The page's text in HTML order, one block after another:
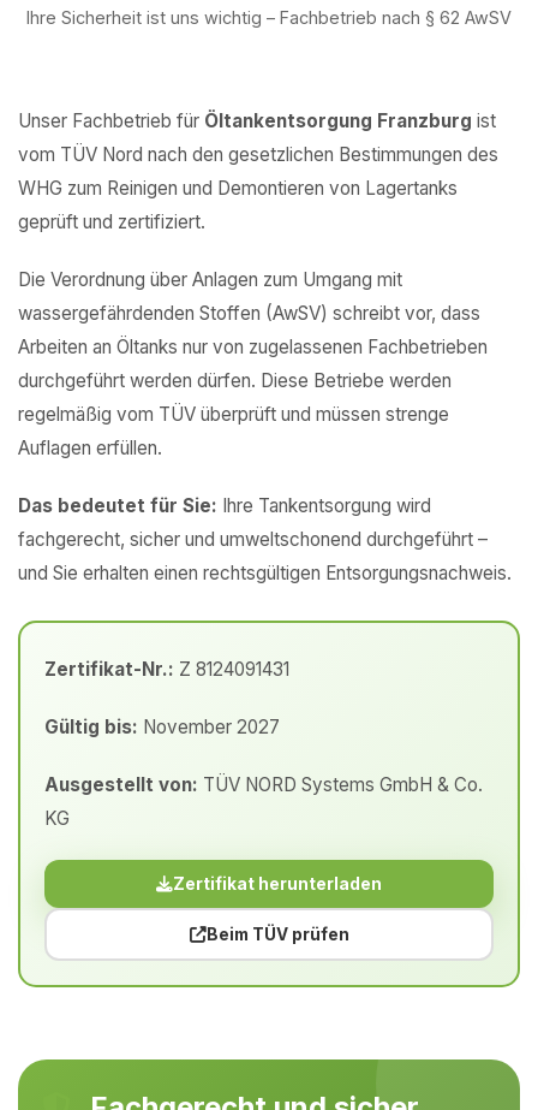
Ihre Sicherheit ist uns wichtig – Fachbetrieb nach § 62 AwSV
Unser Fachbetrieb für Öltankentsorgung Franzburg ist
vom TÜV Nord nach den gesetzlichen Bestimmungen des
WHG zum Reinigen und Demontieren von Lagertanks
geprüft und zertifiziert.
Die Verordnung über Anlagen zum Umgang mit
wassergefährdenden Stoffen (AwSV) schreibt vor, dass
Arbeiten an Öltanks nur von zugelassenen Fachbetrieben
durchgeführt werden dürfen. Diese Betriebe werden
regelmäßig vom TÜV überprüft und müssen strenge
Auflagen erfüllen.
Das bedeutet für Sie: Ihre Tankentsorgung wird
fachgerecht, sicher und umweltschonend durchgeführt –
und Sie erhalten einen rechtsgültigen Entsorgungsnachweis.
Zertifikat-Nr.: Z 8124091431
Gültig bis: November 2027
Ausgestellt von: TÜV NORD Systems GmbH & Co.
KG
Zertifikat herunterladen
Beim TÜV prüfen